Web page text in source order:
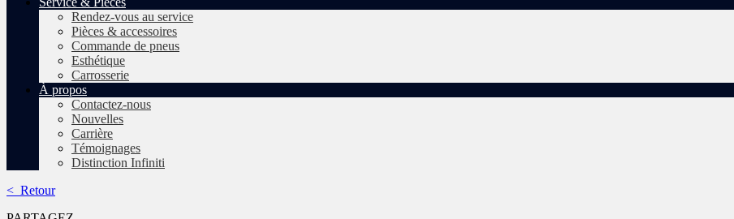
Rendez-vous au service
Pièces & accessoires
Commande de pneus
Esthétique
Carrosserie
À propos
Contactez-nous
Nouvelles
Carrière
Témoignages
Distinction Infiniti
< Retour